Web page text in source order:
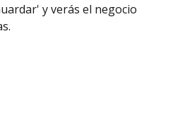
y verás el negocio